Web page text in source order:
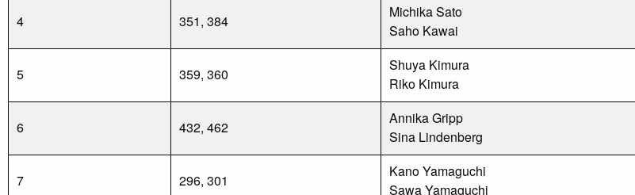
4 351, 384
Michika Sato
Saho Kawai
5 359, 360
Shuya Kimura
Riko Kimura
6 432, 462
Annika Gripp
Sina Lindenberg
7 296, 301
Kano Yamaguchi
Sawa Yamaguchi